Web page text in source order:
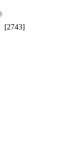
[2743]